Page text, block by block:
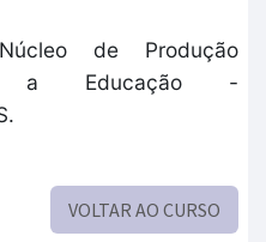
de Produção
a Educação -
VOLTAR AO CURSO